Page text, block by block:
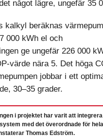
något lägre, ungefär 35
kalkyl beräknas
000 kWh el och
ge ungefär 226 000
värde nära 5. Det höga
jobbar i ett
30–35 grader.
i projektet har varit att integrera
med det överordnade för hela
Thomas Edström.